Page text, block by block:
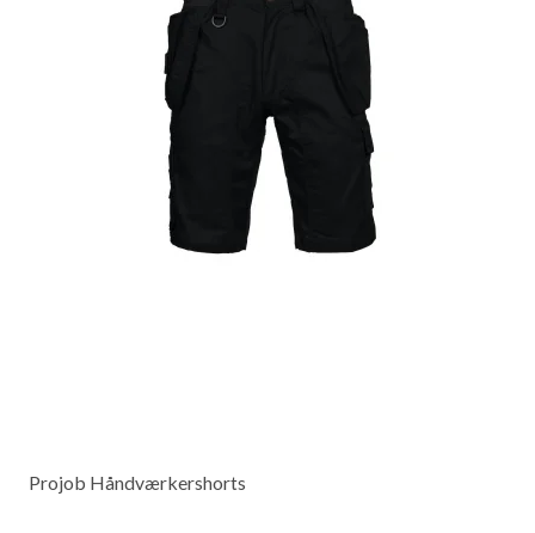
Projob Håndværkershorts